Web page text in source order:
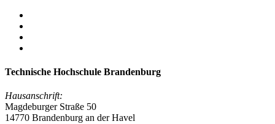
Technische Hochschule Brandenburg
Hausanschrift:
Magdeburger Straße 50
14770 Brandenburg an der Havel